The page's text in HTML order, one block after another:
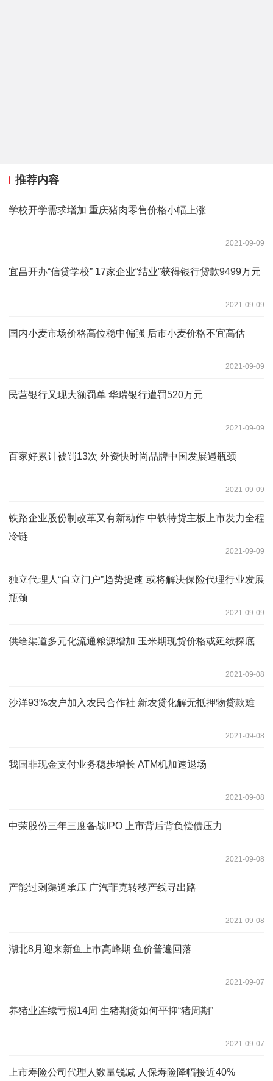
推荐内容
学校开学需求增加 重庆猪肉零售价格小幅上涨
2021-09-09
宜昌开办“信贷学校” 17家企业“结业”获得银行贷款9499万元
2021-09-09
国内小麦市场价格高位稳中偏强 后市小麦价格不宜高估
2021-09-09
民营银行又现大额罚单 华瑞银行遭罚520万元
2021-09-09
百家好累计被罚13次 外资快时尚品牌中国发展遇瓶颈
2021-09-09
铁路企业股份制改革又有新动作 中铁特货主板上市发力全程
冷链
2021-09-09
独立代理人“自立门户”趋势提速 或将解决保险代理行业发展
瓶颈
2021-09-09
供给渠道多元化流通粮源增加 玉米期现货价格或延续探底
2021-09-08
沙洋93%农户加入农民合作社 新农贷化解无抵押物贷款难
2021-09-08
我国非现金支付业务稳步增长 ATM机加速退场
2021-09-08
中荣股份三年三度备战IPO 上市背后背负偿债压力
2021-09-08
产能过剩渠道承压 广汽菲克转移产线寻出路
2021-09-08
湖北8月迎来新鱼上市高峰期 鱼价普遍回落
2021-09-07
养猪业连续亏损14周 生猪期货如何平抑“猪周期”
2021-09-07
上市寿险公司代理人数量锐减 人保寿险降幅接近40%